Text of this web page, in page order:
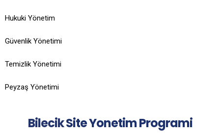
Hukuki Yönetim
Güvenlik Yönetimi
Temizlik Yönetimi
Peyzaş Yönetimi
BilecikSite Yonetim Programi